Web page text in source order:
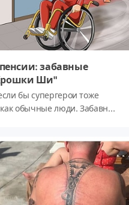
забавные
Ши"
бы супергерои тоже
обычные люди. Забавно,
создать серию
Marvel и DC
вышедшими на